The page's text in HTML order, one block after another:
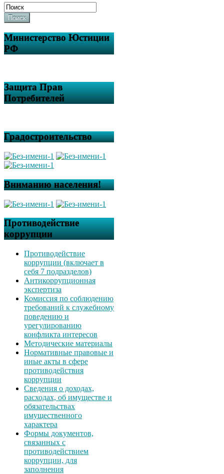
Поиск
Министерство Юстиции
РФ
Защита Прав
Потребителей
Градостроительство
Вниманию населения!
Противодействие
коррупции
Противодействие
коррупции (включает в
себя 7 подразделов)
Антикоррупционная
экспертиза
Комиссия по соблюдению
требований к служебному
поведению и
урегулированию
конфликта интересов
Методические материалы
Нормативные правовые и
иные акты в сфере
противодействия
коррупции
Сведения о доходах,
расходах, об имуществе и
обязательствах
имущественного
характера
Формы документов,
связанных с
противодействием
коррупции, для
заполнения